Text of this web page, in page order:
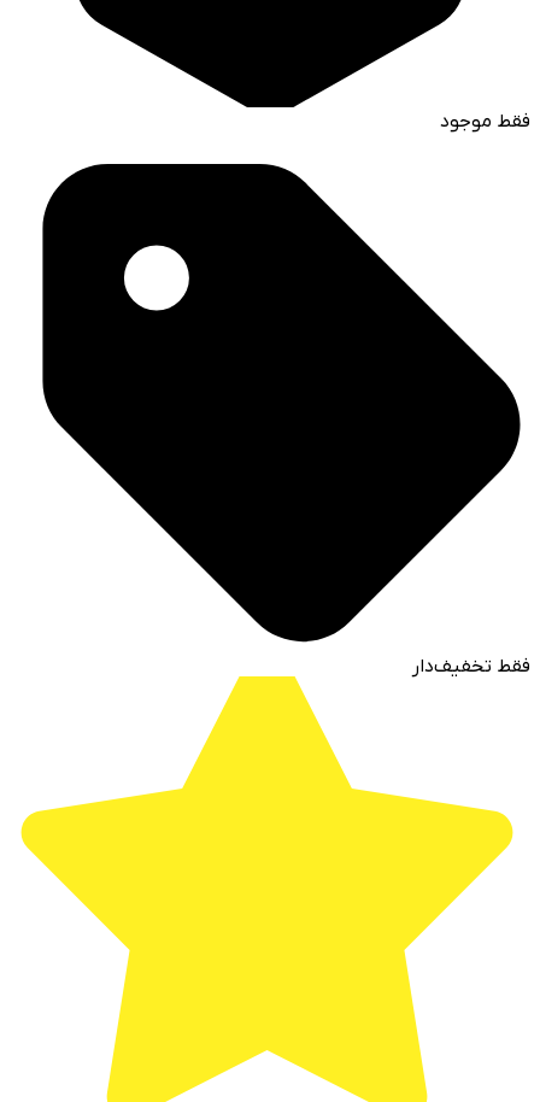
فقط موجود
فقط تخفیف‌دار